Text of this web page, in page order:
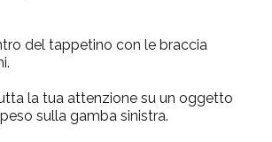
del tappetino con le braccia
la tua attenzione su un oggetto
sulla gamba sinistra.